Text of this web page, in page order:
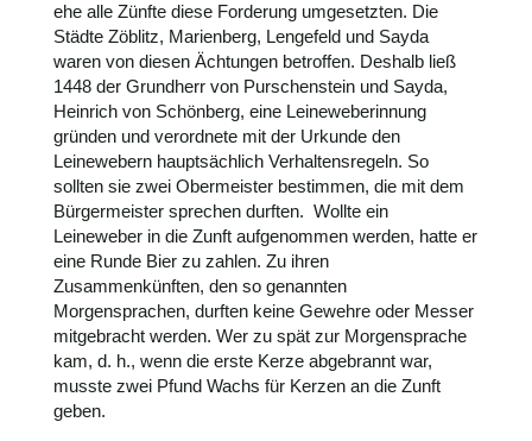
ehe alle Zünfte diese Forderung umgesetzten. Die
Städte Zöblitz, Marienberg, Lengefeld und Sayda
waren von diesen Ächtungen betroffen. Deshalb ließ
1448 der Grundherr von Purschenstein und Sayda,
Heinrich von Schönberg, eine Leineweberinnung
gründen und verordnete mit der Urkunde den
Leinewebern hauptsächlich Verhaltensregeln. So
sollten sie zwei Obermeister bestimmen, die mit dem
Bürgermeister sprechen durften. Wollte ein
Leineweber in die Zunft aufgenommen werden, hatte er
eine Runde Bier zu zahlen. Zu ihren
Zusammenkünften, den so genannten
Morgensprachen, durften keine Gewehre oder Messer
mitgebracht werden. Wer zu spät zur Morgensprache
kam, d. h., wenn die erste Kerze abgebrannt war,
musste zwei Pfund Wachs für Kerzen an die Zunft
geben.